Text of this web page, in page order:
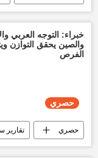
منظمة الأمم المتحدة
خبراء: التوجه العربي
والصين يحقق التوازن
الفرص
حصري
حصري تقارير
الصين العالم